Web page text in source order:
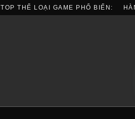
TOP THỂ LOẠI GAME PHỔ BIẾN: